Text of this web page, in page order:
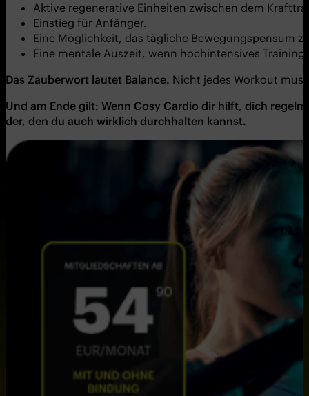
Aktive regenerative Einheiten zwischen dem
Einstieg für Anfänger.
Eine Möglichkeit, das tägliche Bewegungspensum
Eine mentale Auszeit, wenn hochintensives
Das Zauberwort lautet Balance. Nicht jedes Workout
Und am Ende gilt: Wenn Cosy Cardio dir hilft, dich
der, den du auch wirklich durchhalten kannst.